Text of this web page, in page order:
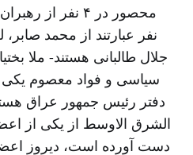
محصور در ۴ نفر
نفر عبارتند از محمد
جلال طالبانی هستند- ملا
سیاسی و فواد معصوم
دفتر رئیس جمهور عراق
الشرق الاوسط از یکی از
دست آورده است، دیروز